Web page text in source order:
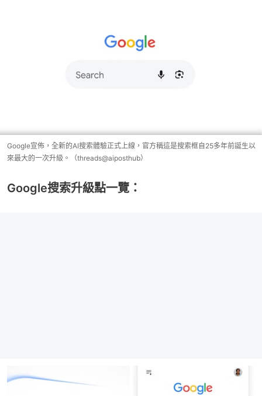
Google宣佈，全新的AI搜索體驗正式上線，官方稱這是搜索框自25多年前誕生以
來最大的一次升級。（threads@aiposthub）
Google搜索升級點一覽：